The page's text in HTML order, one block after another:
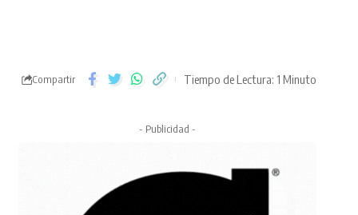
Compartir Tiempo de Lectura: 1 Minuto
- Publicidad -